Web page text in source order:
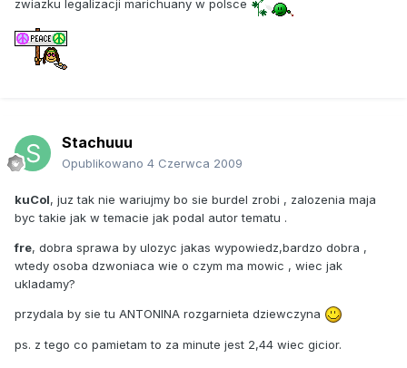
zwiazku legalizacji marichuany w polsce
Stachuuu
Opublikowano 4 Czerwca 2009
kuCol, juz tak nie wariujmy bo sie burdel zrobi , zalozenia maja
byc takie jak w temacie jak podal autor tematu .
fre, dobra sprawa by ulozyc jakas wypowiedz,bardzo dobra ,
wtedy osoba dzwoniaca wie o czym ma mowic , wiec jak
ukladamy?
przydala by sie tu ANTONINA rozgarnieta dziewczyna
ps. z tego co pamietam to za minute jest 2,44 wiec gicior.